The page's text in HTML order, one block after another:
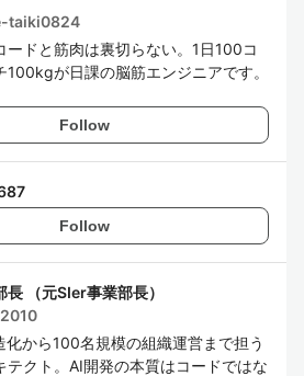
taiki0824
ードと筋肉は裏切らない。1日100コ
100kgが日課の脳筋エンジニアです。
Follow
Follow
（元SIer事業部長）
化から100名規模の組織運営まで担う
テクト。AI開発の本質はコードではな